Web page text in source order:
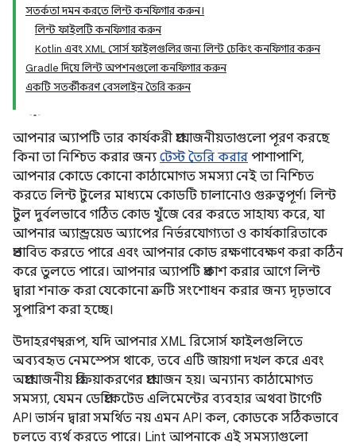
সতর্কতা দমন করতে লিন্ট কনফিগার করুন।
লিন্ট ফাইলটি কনফিগার করুন
Kotlin এবং XML সোর্স ফাইলগুলির জন্য লিন্ট চেকিং কনফিগার করুন
Gradle দিয়ে লিন্ট অপশনগুলো কনফিগার করুন
একটি সতর্কীকরণ বেসলাইন তৈরি করুন
আপনার অ্যাপটি তার কার্যকরী প্রয়োজনীয়তাগুলো পূরণ করছে
কিনা তা নিশ্চিত করার জন্য টেস্ট তৈরি করার পাশাপাশি,
আপনার কোডে কোনো কাঠামোগত সমস্যা নেই তা নিশ্চিত
করতে লিন্ট টুলের মাধ্যমে কোডটি চালানোও গুরুত্বপূর্ণ। লিন্ট
টুল দুর্বলভাবে গঠিত কোড খুঁজে বের করতে সাহায্য করে, যা
আপনার অ্যান্ড্রয়েড অ্যাপের নির্ভরযোগ্যতা ও কার্যকারিতাকে
প্রভাবিত করতে পারে এবং আপনার কোড রক্ষণাবেক্ষণ করা কঠিন
করে তুলতে পারে। আপনার অ্যাপটি প্রকাশ করার আগে লিন্ট
দ্বারা শনাক্ত করা যেকোনো ত্রুটি সংশোধন করার জন্য দৃঢ়ভাবে
সুপারিশ করা হচ্ছে।
উদাহরণস্বরূপ, যদি আপনার XML রিসোর্স ফাইলগুলিতে
অব্যবহৃত নেমস্পেস থাকে, তবে এটি জায়গা দখল করে এবং
অপ্রয়োজনীয় প্রক্রিয়াকরণের প্রয়োজন হয়। অন্যান্য কাঠামোগত
সমস্যা, যেমন ডেপ্রিকেটেড এলিমেন্টের ব্যবহার অথবা টার্গেট
API ভার্সন দ্বারা সমর্থিত নয় এমন API কল, কোডকে সঠিকভাবে
চলতে ব্যর্থ করতে পারে। Lint আপনাকে এই সমস্যাগুলো